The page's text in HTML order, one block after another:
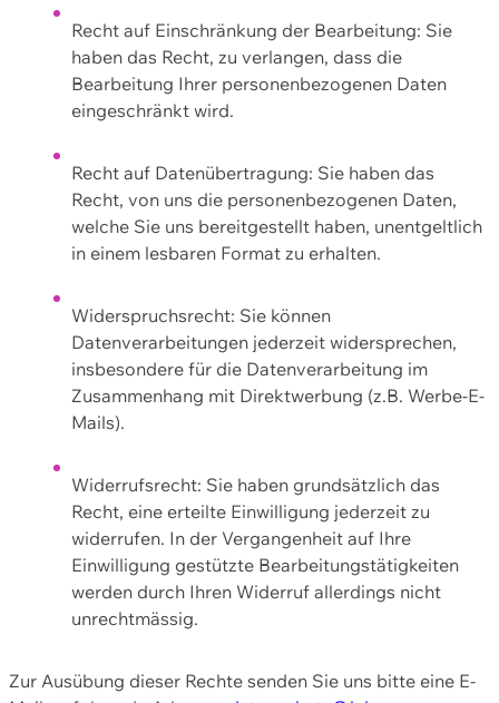
Recht auf Einschränkung der Bearbeitung: Sie
haben das Recht, zu verlangen, dass die
Bearbeitung Ihrer personenbezogenen Daten
eingeschränkt wird.
Recht auf Datenübertragung: Sie haben das
Recht, von uns die personenbezogenen Daten,
welche Sie uns bereitgestellt haben, unentgeltlich
in einem lesbaren Format zu erhalten.
Widerspruchsrecht: Sie können
Datenverarbeitungen jederzeit widersprechen,
insbesondere für die Datenverarbeitung im
Zusammenhang mit Direktwerbung (z.B. Werbe-E-
Mails).
Widerrufsrecht: Sie haben grundsätzlich das
Recht, eine erteilte Einwilligung jederzeit zu
widerrufen. In der Vergangenheit auf Ihre
Einwilligung gestützte Bearbeitungstätigkeiten
werden durch Ihren Widerruf allerdings nicht
unrechtmässig.
Zur Ausübung dieser Rechte senden Sie uns bitte eine E-